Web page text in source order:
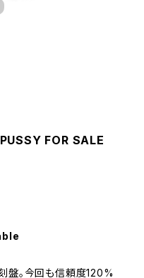
FOR SALE
盤。今回も信頼度120%